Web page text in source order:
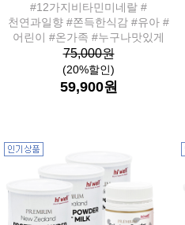
#12가지비타민미네랄 #
천연과일향 #쫀득한식감 #유아 #
어린이 #온가족 #누구나맛있게
75,000원
(20%할인)
59,900원